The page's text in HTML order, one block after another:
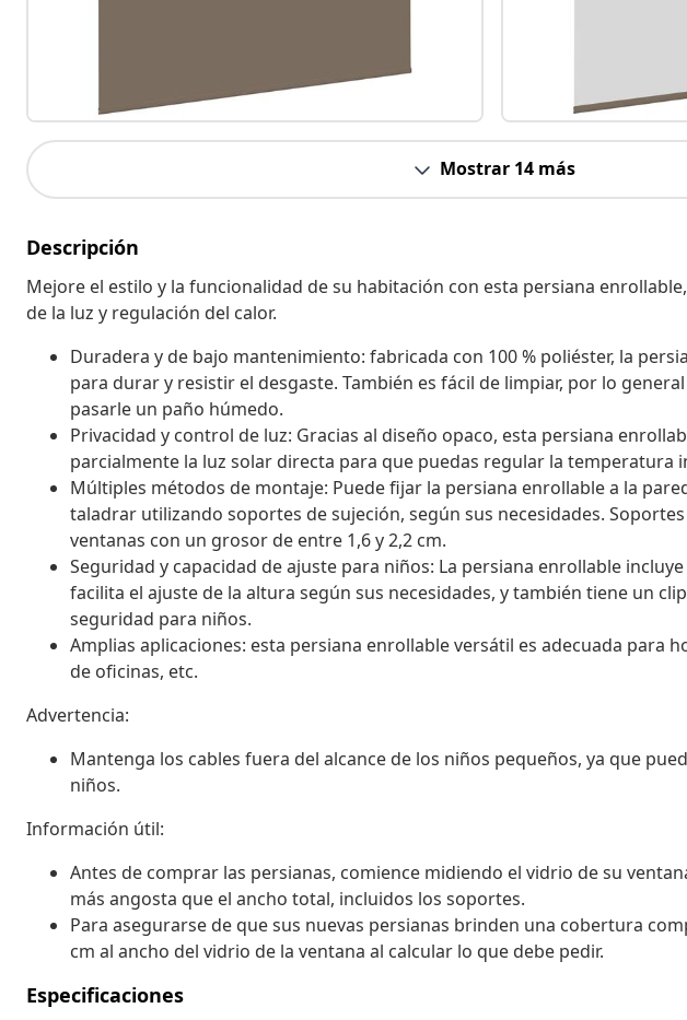
Mostrar 14 más
Descripción
Mejore el estilo y la funcionalidad de su habitación con esta persiana
de la luz y regulación del calor.
Duradera y de bajo mantenimiento: fabricada con 100 % poliéster, la
para durar y resistir el desgaste. También es fácil de limpiar, por lo
pasarle un paño húmedo.
Privacidad y control de luz: Gracias al diseño opaco, esta persiana
parcialmente la luz solar directa para que puedas regular la temperatura
Múltiples métodos de montaje: Puede fijar la persiana enrollable a la
taladrar utilizando soportes de sujeción, según sus necesidades.
ventanas con un grosor de entre 1,6 y 2,2 cm.
Seguridad y capacidad de ajuste para niños: La persiana enrollable
facilita el ajuste de la altura según sus necesidades, y también tiene un
seguridad para niños.
Amplias aplicaciones: esta persiana enrollable versátil es adecuada para
de oficinas, etc.
Advertencia:
Mantenga los cables fuera del alcance de los niños pequeños, ya que
niños.
Información útil:
Antes de comprar las persianas, comience midiendo el vidrio de su
más angosta que el ancho total, incluidos los soportes.
Para asegurarse de que sus nuevas persianas brinden una cobertura
cm al ancho del vidrio de la ventana al calcular lo que debe pedir.
Especificaciones